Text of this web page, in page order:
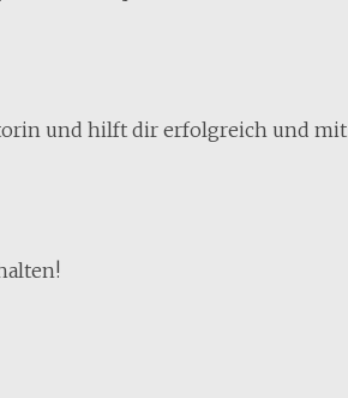
und hilft dir erfolgreich und mit